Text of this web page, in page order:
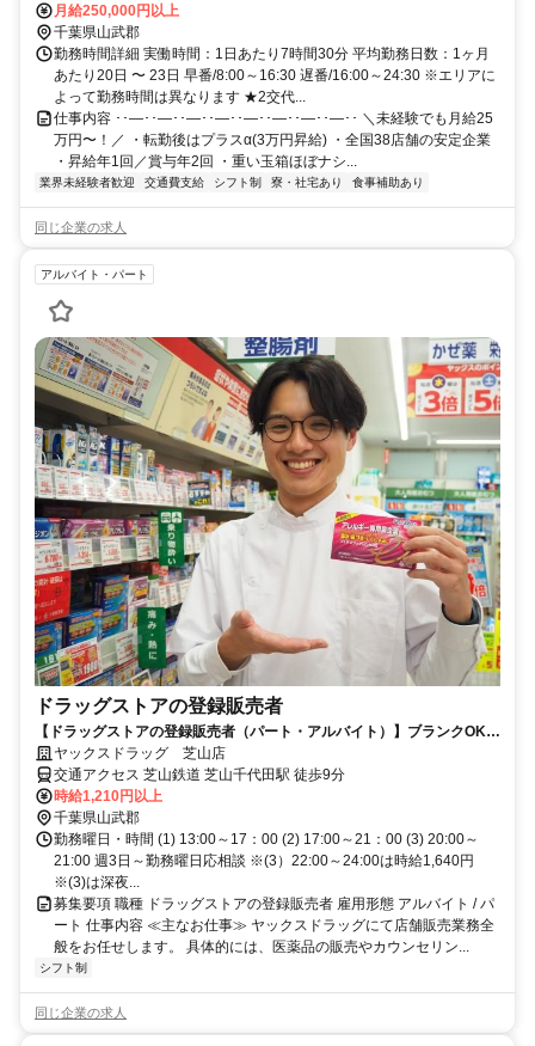
月給250,000円以上
千葉県山武郡
勤務時間詳細 実働時間：1日あたり7時間30分 平均勤務日数：1ヶ月
あたり20日 〜 23日 早番/8:00～16:30 遅番/16:00～24:30 ※エリアに
よって勤務時間は異なります ★2交代...
仕事内容 ･･―･･―･･―･･―･･―･･―･･―･･―･･ ＼未経験でも月給25
万円〜！／ ・転勤後はプラスα(3万円昇給) ・全国38店舗の安定企業
・昇給年1回／賞与年2回 ・重い玉箱ほぼナシ...
業界未経験者歓迎 交通費支給 シフト制 寮・社宅あり 食事補助あり
同じ企業の求人
アルバイト・パート
ドラッグストアの登録販売者
【ドラッグストアの登録販売者（パート・アルバイト）】ブランクOK！
ヤックスドラッグ 芝山店！
ヤックスドラッグ 芝山店
交通アクセス 芝山鉄道 芝山千代田駅 徒歩9分
時給1,210円以上
千葉県山武郡
勤務曜日・時間 (1) 13:00～17：00 (2) 17:00～21：00 (3) 20:00～
21:00 週3日～勤務曜日応相談 ※(3）22:00～24:00は時給1,640円
※(3)は深夜...
募集要項 職種 ドラッグストアの登録販売者 雇用形態 アルバイト / パ
ート 仕事内容 ≪主なお仕事≫ ヤックスドラッグにて店舗販売業務全
般をお任せします。 具体的には、医薬品の販売やカウンセリン...
シフト制
同じ企業の求人